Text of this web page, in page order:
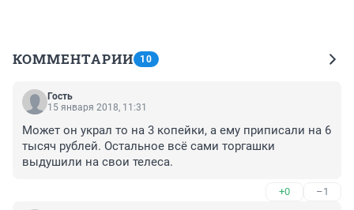
КОММЕНТАРИИ 10
Гость
15 января 2018, 11:31
Может он украл то на 3 копейки, а ему приписали на 6
тысяч рублей. Остальное всё сами торгашки
выдушили на свои телеса.
+0 –1